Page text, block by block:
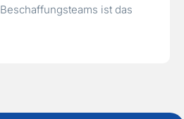
ist das